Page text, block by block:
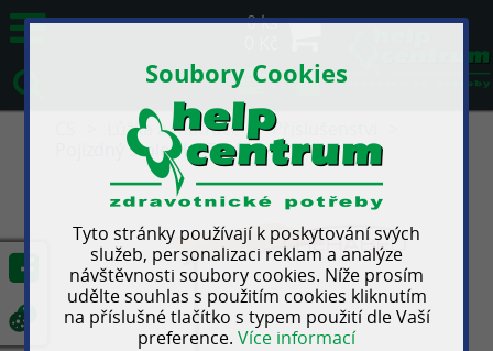
Soubory Cookies
Tyto stránky používají k poskytování svých
služeb, personalizaci reklam a analýze
návštěvnosti soubory cookies. Níže prosím
udělte souhlas s použitím cookies kliknutím
na příslušné tlačítko s typem použití dle Vaší
preference. Více informací
0 ks
0
Lůžka a matrace
Příslušenství
Pojízdný stolek L-STYLE